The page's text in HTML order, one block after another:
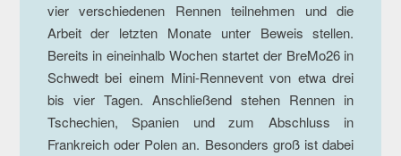
vier verschiedenen Rennen teilnehmen und die
Arbeit der letzten Monate unter Beweis stellen.
Bereits in eineinhalb Wochen startet der BreMo26 in
Schwedt bei einem Mini-Rennevent von etwa drei
bis vier Tagen. Anschließend stehen Rennen in
Tschechien, Spanien und zum Abschluss in
Frankreich oder Polen an. Besonders groß ist dabei